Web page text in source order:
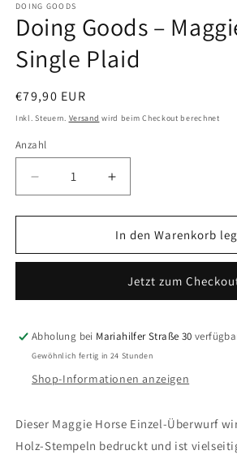
DOING GOODS
Doing Goods –
Single Plaid
Normaler
Preis
€79,90 EUR
Inkl. Steuern. Versand wird beim Checkout berechnet
Anzahl
Anzahl
Verringere
die
Menge
Doing
Maggie
Single
Plaid
Erhöhe
die
Menge
für
Doing
Maggie
Single
Plaid
In den Warenkorb
Jetzt zum
Abholung bei Mariahilfer Straße 30
Gewöhnlich fertig in 24 Stunden
Shop-Informationen anzeigen
Dieser Maggie Horse Einzel-Überwurf
Holz-Stempeln bedruckt und ist